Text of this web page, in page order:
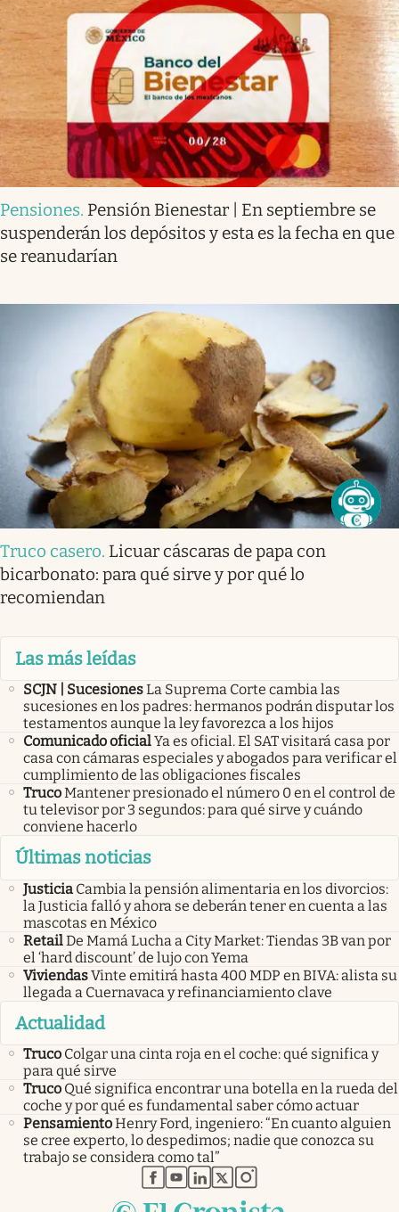
Pensiones. Pensión Bienestar | En septiembre se
suspenderán los depósitos y esta es la fecha en que
se reanudarían
Truco casero. Licuar cáscaras de papa con
bicarbonato: para qué sirve y por qué lo
recomiendan
Las más leídas
SCJN | SucesionesLa Suprema Corte cambia las
sucesiones en los padres: hermanos podrán disputar los
testamentos aunque la ley favorezca a los hijos
Comunicado oficialYa es oficial. El SAT visitará casa por
casa con cámaras especiales y abogados para verificar el
cumplimiento de las obligaciones fiscales
TrucoMantener presionado el número 0 en el control de
tu televisor por 3 segundos: para qué sirve y cuándo
conviene hacerlo
Últimas noticias
Justicia Cambia la pensión alimentaria en los divorcios:
la Justicia falló y ahora se deberán tener en cuenta a las
mascotas en México
RetailDe Mamá Lucha a City Market: Tiendas 3B van por
el ‘hard discount’ de lujo con Yema
ViviendasVinte emitirá hasta 400 MDP en BIVA: alista su
llegada a Cuernavaca y refinanciamiento clave
Actualidad
Truco Colgar una cinta roja en el coche: qué significa y
para qué sirve
Truco Qué significa encontrar una botella en la rueda del
coche y por qué es fundamental saber cómo actuar
PensamientoHenry Ford, ingeniero: “En cuanto alguien
se cree experto, lo despedimos; nadie que conozca su
trabajo se considera como tal”
abre en nueva pestaña
abre en nueva pestaña
abre en nueva pestaña
abre en nueva pestaña
abre en nueva pestaña